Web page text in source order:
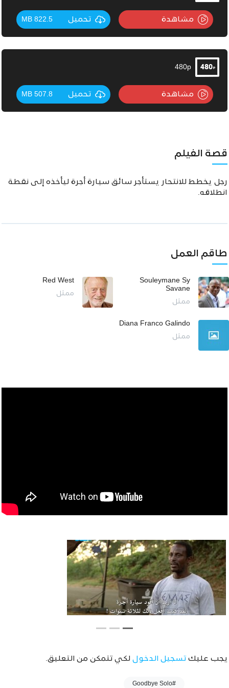
مشاهدة تحميل 822.5 MB
480p
مشاهدة تحميل 507.8 MB
قصة الفيلم
رجل يخطط للانتحار يستأجر سائق سيارة أجرة ليأخذه إلى نقطة
انطلاقه.
طاقم العمل
Souleymane Sy
Savane
ممثل
Red West
ممثل
Diana Franco Galindo
ممثل
يجب عليك تسجيل الدخول لكي تتمكن من التعليق.
#Goodbye Solo